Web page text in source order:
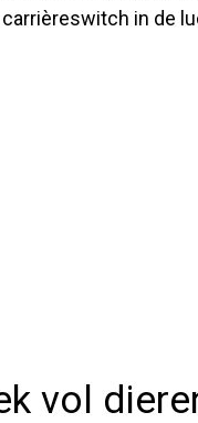
in de
vol